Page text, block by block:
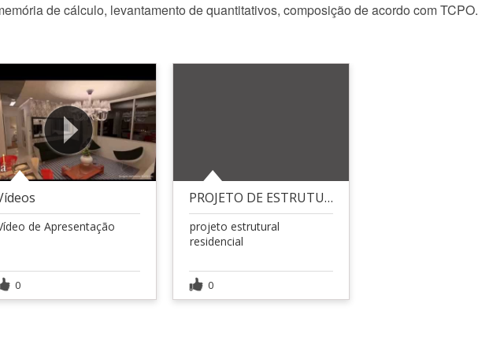
de cálculo, levantamento de quantitativos, composição de acordo com TCPO.
de Apresentação
0
PROJETO DE ESTRUTURA
projeto estrutural
residencial
0